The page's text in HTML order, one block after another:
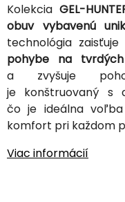
Kolekcia GEL-
obuv vybavenú
technológia zaisťuje
pohybe na
a zvyšuje
je konštruovaný s
čo je ideálna
komfort pri každom
Viac informácií